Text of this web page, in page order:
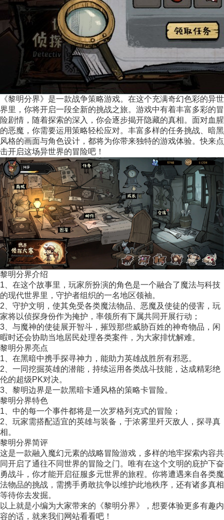
《黎明分界》是一款战争策略游戏。在这个充满奇幻色彩的异世
界里，你将开启一段全新的挑战之旅。游戏中有着丰富多彩的冒
险剧情，随着探索的深入，你会逐步揭开隐藏的真相。面对血腥
的恶魔，你需要运用策略轻松应对。丰富多样的任务挑战、暗黑
风格的画面与角色设计，都将为你带来独特的游戏体验。快来点
击开启这场异世界的冒险吧！
黎明分界介绍
1、在这个故事里，玩家所扮演的角色是一个融合了魔法与科技
的现代世界里，守护者组织的一名地区领袖。
2、守护文明，使其免受各类魔法物品、恶魔及使徒的侵害，玩
家将以侦探身份作为掩护，率领所有下属共同开展行动；
3、与魔神的使徒展开智斗，摧毁那些威胁百姓的神奇物品，闲
暇时还会协助当地居民处理各类案件，为大家排忧解难。
黎明分界亮点
1、在黑暗中携手探寻神力，能助力英雄战胜所有邪恶。
2、一同挖掘英雄的潜能，持续运用各类战斗技能，达成精彩绝
伦的超级PK对决。
3、黎明边界是一款黑暗卡通风格的策略卡冒险。
黎明分界特色
1、中的每一个事件都将是一次罗格列克式的冒险；
2、玩家需搭配适宜的英雄与装备，于浓雾里歼灭敌人，探寻真
相。
黎明分界简评
这是一款融入魔幻元素的战略冒险游戏，多样的地牢探索内容共
同开启了通往不同世界的冒险之门。唯有在这个文明的庇护下奋
勇战斗，你才能开启征服多元世界的旅程。你将遭遇来自各类魔
法物品的挑战，需携手勇敢抗争以维护此地秩序，还有诸多真相
等待你去发掘。
以上就是小编为大家带来的《黎明分界》，想要体验更多有趣内
容的话，就来我们网站看看吧！